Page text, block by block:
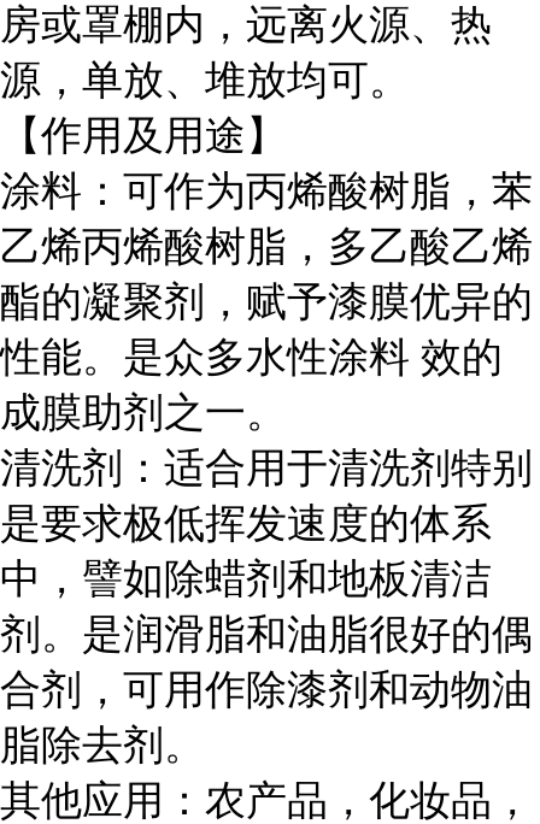
房或罩棚内，远离火源、热
源，单放、堆放均可。
【作用及用途】
涂料：可作为丙烯酸树脂，苯
乙烯丙烯酸树脂，多乙酸乙烯
酯的凝聚剂，赋予漆膜优异的
性能。是众多水性涂料 效的
成膜助剂之一。
清洗剂：适合用于清洗剂特别
是要求极低挥发速度的体系
中，譬如除蜡剂和地板清洁
剂。是润滑脂和油脂很好的偶
合剂，可用作除漆剂和动物油
脂除去剂。
其他应用：农产品，化妆品，